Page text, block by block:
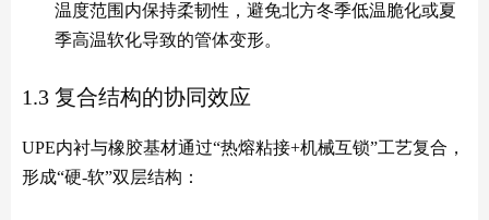
温度范围内保持柔韧性，避免北方冬季低温脆化或夏
季高温软化导致的管体变形。
1.3 复合结构的协同效应
UPE内衬与橡胶基材通过“热熔粘接+机械互锁”工艺复合，
形成“硬-软”双层结构：